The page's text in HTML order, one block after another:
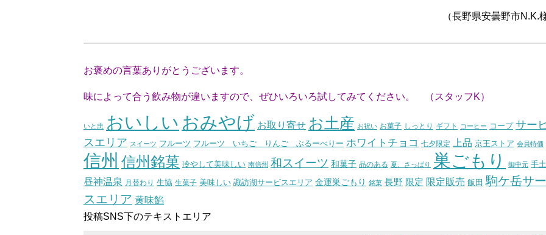
（長野県安曇野市N.K.
お褒めの言葉ありがとうございます。
味によって合う飲み物が違いますので、ぜひいろいろ試してみてください。 （スタッフK）
いと忠 おいしい おみやげ お取り寄せ お土産 お祝い お菓子 しっとり ギフト コーヒー コープ サー
スエリア スイーツ フルーツ フルーツ いちご りんご ぶるーべりー ホワイトチョコ 七夕限定 上品 京王ストア 会員特価
信州 信州銘菓 冷やして美味しい 南信州 和スイーツ 和菓子 品のある 夏、さっぱり 巣ごもり 御中元 手
昼神温泉 月替わり 生協 生菓子 美味しい 諏訪湖サービスエリア 金運巣ごもり 銘菓 長野 限定 限定販売 飯田 駒ケ岳サ
スエリア 黄味餡
投稿SNS下のテキストエリア